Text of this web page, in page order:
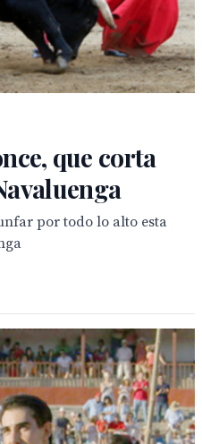
que corta
por todo lo alto esta